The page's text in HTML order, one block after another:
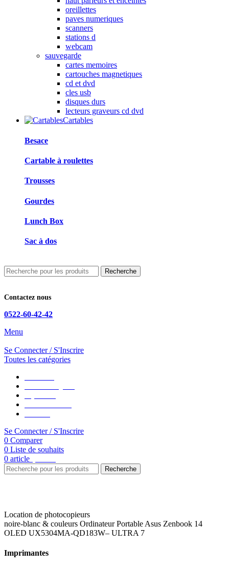
oreillettes
paves numeriques
scanners
stations d
webcam
sauvegarde
cartes memoires
cartouches magnetiques
cd et dvd
cles usb
disques durs
lecteurs graveurs cd dvd
Cartables
Besace
Cartable à roulettes
Trousses
Gourdes
Lunch Box
Sac à dos
Recherche
Contactez nous
0522-60-42-42
Menu
Se Connecter / S'Inscrire
Toutes les catégories
Se Connecter / S'Inscrire
0 Comparer
0 Liste de souhaits
0 article
Recherche
Location de photocopieurs
noire-blanc & couleurs Ordinateur Portable Asus Zenbook 14
OLED UX5304MA-QD183W– ULTRA 7
Imprimantes